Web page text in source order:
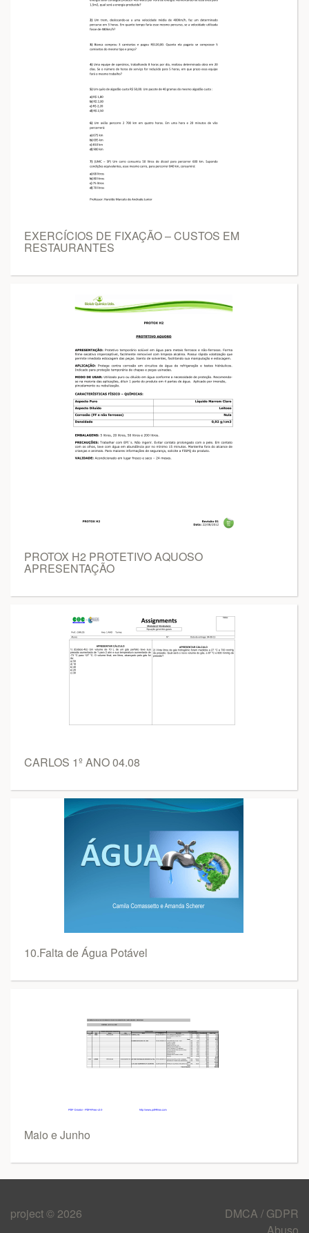
EXERCÍCIOS DE FIXAÇÃO – CUSTOS EM
RESTAURANTES
PROTOX H2 PROTETIVO AQUOSO
APRESENTAÇÃO
CARLOS 1º ANO 04.08
10.Falta de Água Potável
Maio e Junho
project © 2026
DMCA / GDPR